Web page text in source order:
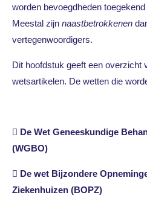
worden bevoegdheden toegekend
Meestal zijn naastbetrokkenen
vertegenwoordigers.
Dit hoofdstuk geeft een overzicht
wetsartikelen. De wetten die
 De Wet Geneeskundige
(WGBO)
 De wet Bijzondere
Ziekenhuizen (BOPZ)